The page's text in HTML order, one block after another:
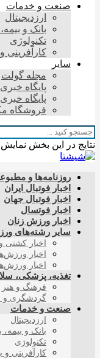
صنعت و خدمات
ارزدیجیتال
بانک و
تکنولوژی
کارآفرینی و
سایر
مجله گولت
پایگاه
پایگاه
فروشگاه
نتایج در این بخش
روزنامه‌ها و
اخبار فوتبال ایران
اخبار فوتبال جهان
اخبار فوتسال
اخبار ورزش زنان
سایر رشته‌های
اخبار کشتی
اخبار
اخبار
تغذیه، پزشکی،
فرهنگ و هنر
گردشگری و
صنعت و خدمات
ارزدیجیتال
بانک و
تکنولوژی
کارآفرینی و